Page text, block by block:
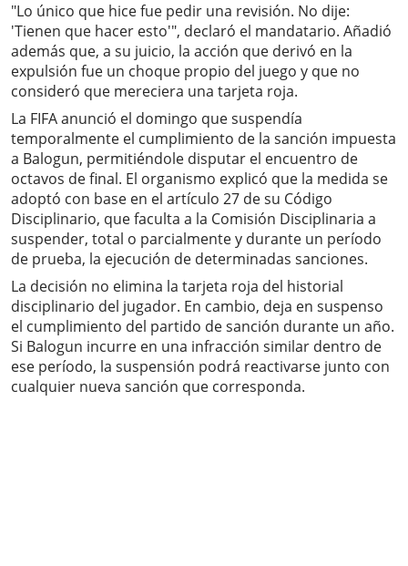
"Lo único que hice fue pedir una revisión. No dije:
'Tienen que hacer esto'", declaró el mandatario. Añadió
además que, a su juicio, la acción que derivó en la
expulsión fue un choque propio del juego y que no
consideró que mereciera una tarjeta roja.
La FIFA anunció el domingo que suspendía
temporalmente el cumplimiento de la sanción impuesta
a Balogun, permitiéndole disputar el encuentro de
octavos de final. El organismo explicó que la medida se
adoptó con base en el artículo 27 de su Código
Disciplinario, que faculta a la Comisión Disciplinaria a
suspender, total o parcialmente y durante un período
de prueba, la ejecución de determinadas sanciones.
La decisión no elimina la tarjeta roja del historial
disciplinario del jugador. En cambio, deja en suspenso
el cumplimiento del partido de sanción durante un año.
Si Balogun incurre en una infracción similar dentro de
ese período, la suspensión podrá reactivarse junto con
cualquier nueva sanción que corresponda.